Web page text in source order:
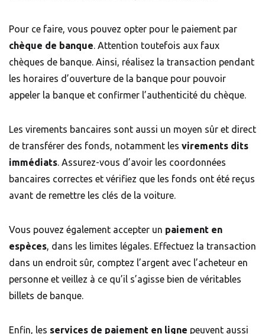
Pour ce faire, vous pouvez opter pour le paiement par
chèque de banque. Attention toutefois aux faux
chèques de banque. Ainsi, réalisez la transaction pendant
les horaires d’ouverture de la banque pour pouvoir
appeler la banque et confirmer l’authenticité du chèque.
Les virements bancaires sont aussi un moyen sûr et direct
de transférer des fonds, notamment les virements dits
immédiats. Assurez-vous d’avoir les coordonnées
bancaires correctes et vérifiez que les fonds ont été reçus
avant de remettre les clés de la voiture.
Vous pouvez également accepter un paiement en
espèces, dans les limites légales. Effectuez la transaction
dans un endroit sûr, comptez l’argent avec l’acheteur en
personne et veillez à ce qu’il s’agisse bien de véritables
billets de banque.
Enfin, les services de paiement en ligne peuvent aussi